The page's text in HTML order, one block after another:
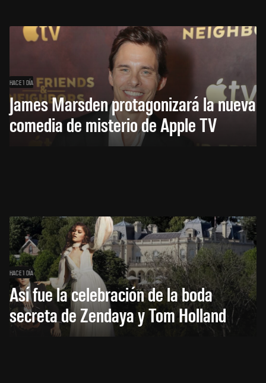
HACE 1 DÍA
James Marsden protagonizará la nueva
comedia de misterio de Apple TV
HACE 1 DÍA
Así fue la celebración de la boda
secreta de Zendaya y Tom Holland